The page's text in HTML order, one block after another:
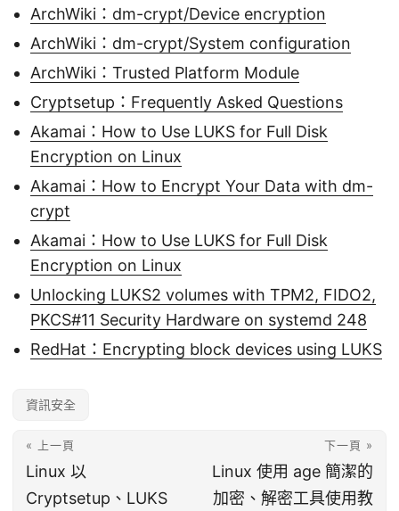
ArchWiki：dm-crypt/Device encryption
ArchWiki：dm-crypt/System configuration
ArchWiki：Trusted Platform Module
Cryptsetup：Frequently Asked Questions
Akamai：How to Use LUKS for Full Disk
Encryption on Linux
Akamai：How to Encrypt Your Data with dm-
crypt
Akamai：How to Use LUKS for Full Disk
Encryption on Linux
Unlocking LUKS2 volumes with TPM2, FIDO2,
PKCS#11 Security Hardware on systemd 248
RedHat：Encrypting block devices using LUKS
資訊安全
« 上一頁
Linux 以
Cryptsetup、LUKS
下一頁 »
Linux 使用 age 簡潔的
加密、解密工具使用教